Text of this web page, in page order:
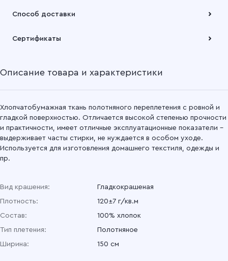
Способ доставки
наших складов или через транспортную компанию на Ваш
Подробнее
Сертификаты
Описание товара и характеристики
Хлопчатобумажная ткань полотняного переплетения с ровной и
гладкой поверхностью. Отличается высокой степенью прочности
и практичности, имеет отличные эксплуатационные показатели –
выдерживает часты стирки, не нуждается в особом уходе.
Используется для изготовления домашнего текстиля, одежды и
пр.
Вид крашения:
Гладкокрашеная
Плотность:
120±7 г/кв.м
Состав:
100% хлопок
Тип плетения:
Полотняное
Ширина:
150 см